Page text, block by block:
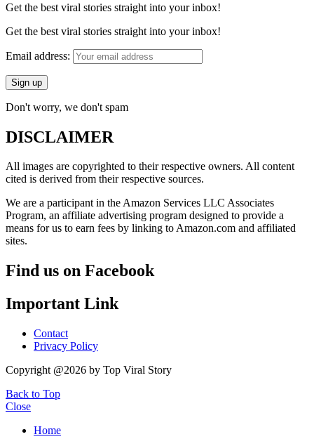
Get the best viral stories straight into your inbox!
Get the best viral stories straight into your inbox!
Email address:
Don't worry, we don't spam
DISCLAIMER
All images are copyrighted to their respective owners. All content
cited is derived from their respective sources.
We are a participant in the Amazon Services LLC Associates
Program, an affiliate advertising program designed to provide a
means for us to earn fees by linking to Amazon.com and affiliated
sites.
Find us on Facebook
Important Link
Contact
Privacy Policy
Copyright @2026 by Top Viral Story
Back to Top
Close
Home